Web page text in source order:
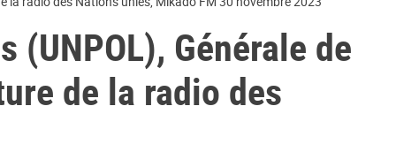
Générale de
de la radio des